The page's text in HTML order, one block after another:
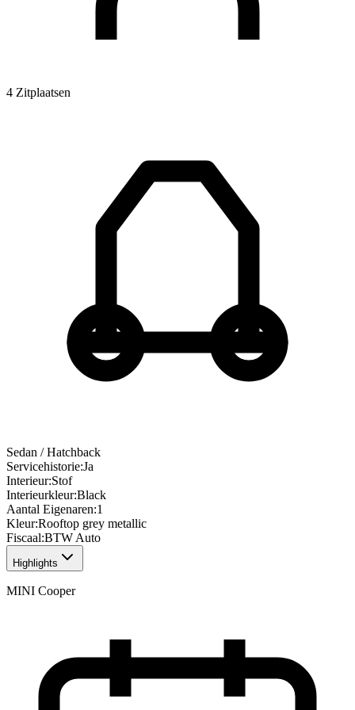
4 Zitplaatsen
Sedan / Hatchback
Servicehistorie:Ja
Interieur:Stof
Interieurkleur:Black
Aantal Eigenaren:1
Kleur:Rooftop grey metallic
Fiscaal:BTW Auto
Highlights
MINI Cooper